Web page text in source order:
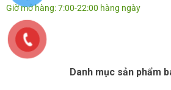
Giờ mở hàng: 7:00-22:00 hàng ngày
Danh mục sản phẩm